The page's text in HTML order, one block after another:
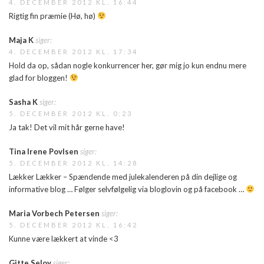
4. DECEMBER 2012 KL. 16:44
Rigtig fin præmie (Hø, hø)
Maja Ksiger:
4. DECEMBER 2012 KL. 17:34
Hold da op, sådan nogle konkurrencer her, gør mig jo kun endnu mere
glad for bloggen!
Sasha Ksiger:
5. DECEMBER 2012 KL. 0:23
Ja tak! Det vil mit hår gerne have!
Tina Irene Povlsen siger:
5. DECEMBER 2012 KL. 14:28
Lækker Lækker – Spændende med julekalenderen på din dejlige og
informative blog … Følger selvfølgelig via bloglovin og på facebook …
Maria Vorbech Petersen siger:
5. DECEMBER 2012 KL. 16:42
Kunne være lækkert at vinde <3